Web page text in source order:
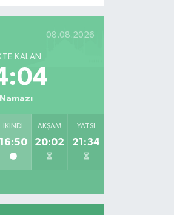
08.08.2026
KALAN
İKINDI
16:50
AKŞAM
20:02
YATSI
21:34